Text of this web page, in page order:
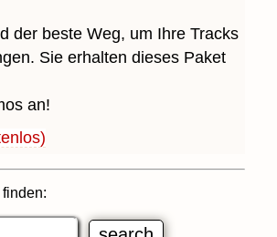
der beste Weg, um Ihre Tracks
Sie erhalten dieses Paket
an!